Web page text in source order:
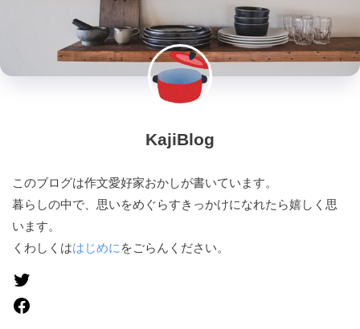
KajiBlog
このブログは作文愛好家おかしが書いています。
暮らしの中で、思いをめぐらすきっかけになれたら嬉しく思
います。
くわしくははじめに をごらんください。